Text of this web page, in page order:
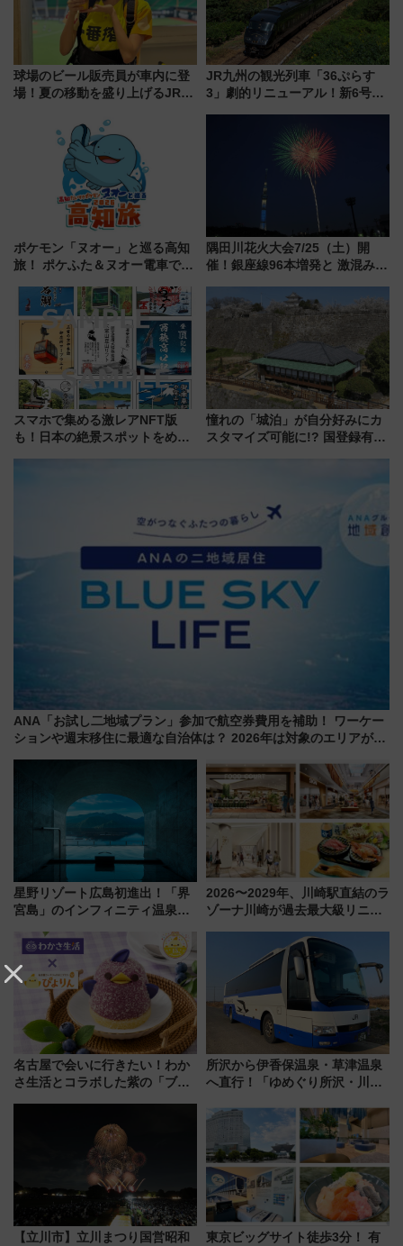
球場のビール販売員が車内に登
場！夏の移動を盛り上げるJR九
月7日限定 ソフトバンクホーク
スとコラボ
JR九州の観光列車「36ぷらす
3」劇的リニューアル！新6号車
別 “プレミアムランチ”導入･ル
ートや価格など解説
ポケモン「ヌオー」と巡る高知
旅！ ポケふた＆ヌオー電車で楽
路の絶景と絶品グルメを満喫！
（7月18日スタート）
隅田川花火大会7/25（土）開
催！銀座線96本増発と 激混みの
アクセス攻略法、2万発の花火が
都心の夜に！
スマホで集める激レアNFT版
も！日本の絶景スポットをめぐ
憧れの「城泊」が自分好みにカ
スタマイズ可能に!? 国登録有形
ANA「お試し二地域プラン」参加で航空券費用を補助！ ワーケー
ションや週末移住に最適な自治体は？ 2026年は対象のエリアが拡
星野リゾート広島初進出！「界
宮島」のインフィニティ温泉と
宿泊料金・アクセスは？（2026
年7月23日開業）
2026〜2029年、川崎駅直結のラ
ゾーナ川崎が過去最大級リニュ
「いつから何が変わるか」徹底
名古屋で会いに行きたい！わか
さ生活とコラボした紫の「ブル
所沢から伊香保温泉・草津温泉
へ直行！「ゆめぐり所沢・川越
軽に 運行ダイヤ・運賃を解説
【立川市】立川まつり国営昭和
東京ビッグサイト徒歩3分！ 有